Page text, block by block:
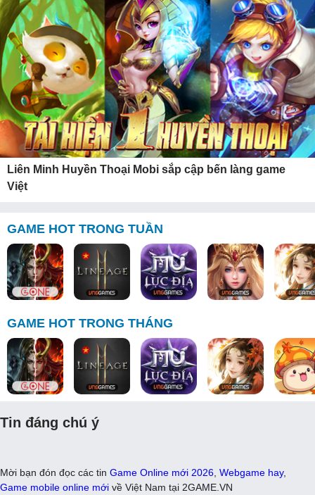
Liên Minh Huyền Thoại Mobi sắp cập bến làng game
Việt
GAME HOT TRONG TUẦN
GAME HOT TRONG THÁNG
Tin đáng chú ý
Mời bạn đón đọc các tin Game Online mới 2026 Webgame hay,
Game mobile online mới về Việt Nam tại 2GAME.VN